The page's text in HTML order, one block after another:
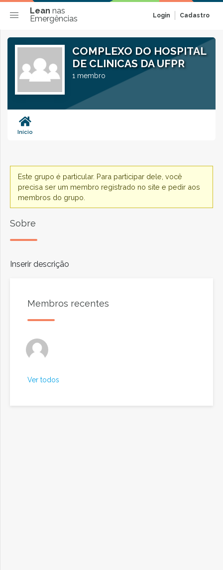
Lean nas
Emergências
Login Cadastro
COMPLEXO DO HOSPITAL
DE CLINICAS DA UFPR
1 membro
Início
Este grupo é particular. Para participar dele, você
precisa ser um membro registrado no site e pedir aos
membros do grupo.
Sobre
Inserir descrição
Membros recentes
Ver todos